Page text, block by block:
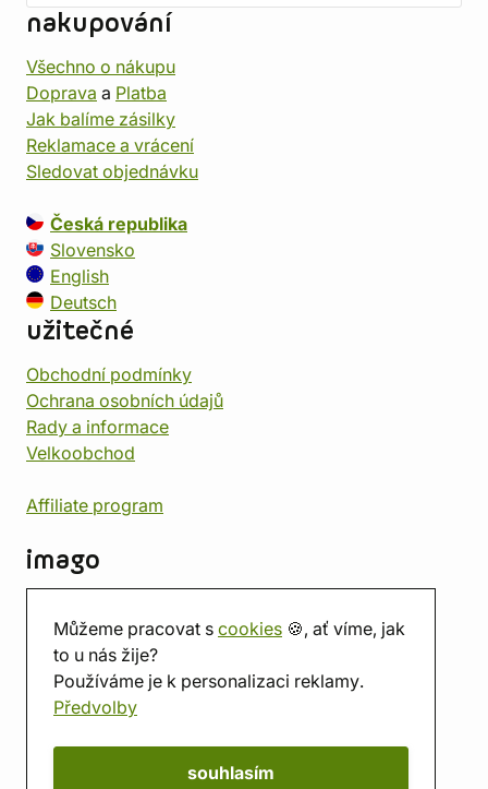
Můžeme pracovat s cookies 🍪, ať víme, jak
to u nás žije?
Používáme je k personalizaci reklamy.
Předvolby
souhlasím
nakupování
Všechno o nákupu
Doprava a Platba
Jak balíme zásilky
Reklamace a vrácení
Sledovat objednávku
Česká republika
Slovensko
English
Deutsch
užitečné
Obchodní podmínky
Ochrana osobních údajů
Rady a informace
Velkoobchod
Affiliate program
imago
Prodejna
Herna
O nás
Hodnocení obchodu